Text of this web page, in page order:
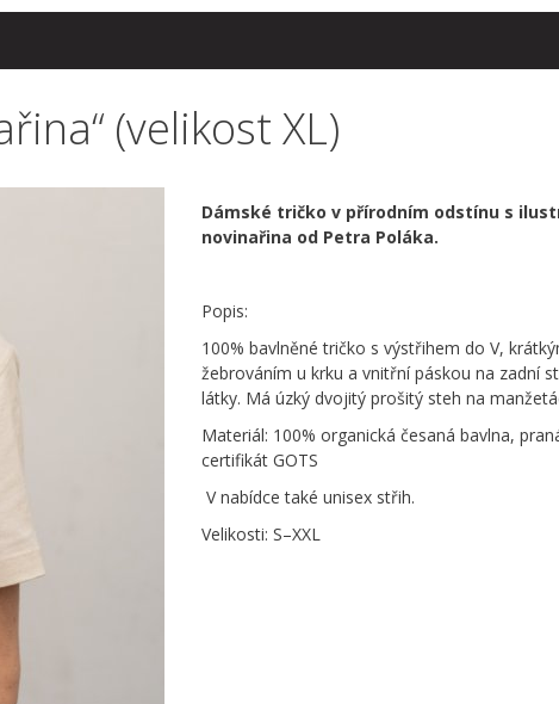
(velikost XL)
Dámské tričko v přírodním odstínu s
novinařina od Petra Poláka.
Popis:
100% bavlněné tričko s výstřihem do V,
žebrováním u krku a vnitřní páskou na zadní
látky. Má úzký dvojitý prošitý steh na
Materiál: 100% organická česaná bavlna,
certifikát GOTS
V nabídce také unisex střih.
Velikosti: S–XXL